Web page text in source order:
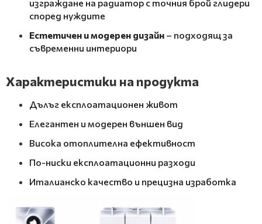
изграждане на радиатор с точния брой глидери
според нуждите
Естетичен и модерен дизайн – подходящ за
съвременни интериори
Характеристики на продукта
Дълъг експлоатационен живот
Елегантен и модерен външен вид
Висока отоплителна ефективност
По-ниски експлоатационни разходи
Италианско качество и прецизна изработка